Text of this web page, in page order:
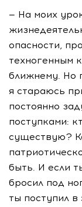
— На моих
опасности,
техногенным
ближнему. Но
я стараюсь
постоянно
поступками:
существую?
быть. И если
бросил под
ты поступил